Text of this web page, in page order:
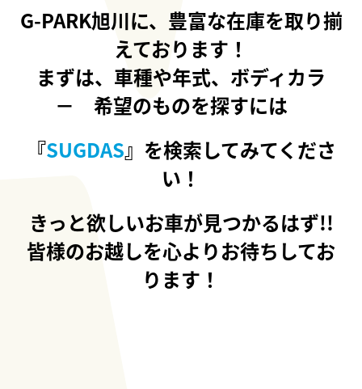
G-PARK旭川に、豊富な在庫を取り揃
えております！
まずは、車種や年式、ボディカラ
－ 希望のものを探すには
『SUGDAS』を検索してみてくださ
い！
きっと欲しいお車が見つかるはず!!
皆様のお越しを心よりお待ちしてお
ります！